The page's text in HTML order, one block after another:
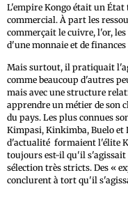
L'empire Kongo était un État
commercial. À part les
commerçait le cuivre, l'or,
d'une monnaie et de
Mais surtout, il pratiquait
comme beaucoup d'autres
mais avec une structure
apprendre un métier de son
du pays. Les plus connues
Kimpasi, Kinkimba, Buelo et
d'actualité formaient l'élite
toujours est-il qu'il
sélection très stricts. Des «
conclurent à tort qu'il